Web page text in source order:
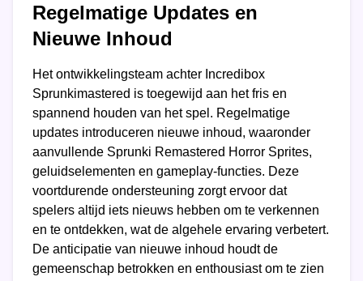
Regelmatige Updates en
Nieuwe Inhoud
Het ontwikkelingsteam achter Incredibox
Sprunkimastered is toegewijd aan het fris en
spannend houden van het spel. Regelmatige
updates introduceren nieuwe inhoud, waaronder
aanvullende Sprunki Remastered Horror Sprites,
geluidselementen en gameplay-functies. Deze
voortdurende ondersteuning zorgt ervoor dat
spelers altijd iets nieuws hebben om te verkennen
en te ontdekken, wat de algehele ervaring verbetert.
De anticipatie van nieuwe inhoud houdt de
gemeenschap betrokken en enthousiast om te zien